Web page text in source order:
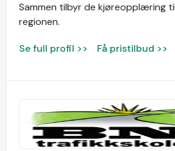
Sammen tilbyr de kjøreopplæring
regionen.
Se full profil >> Få pristilbud >>